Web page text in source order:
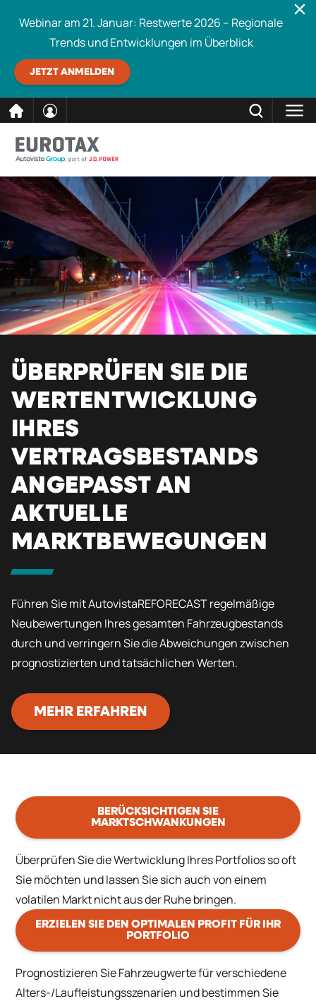
direkt
Inhalt
Webinar am 21. Januar: Restwerte 2026 – Regionale
Trends und Entwicklungen im Überblick
JETZT ANMELDEN
Eurotax durchsuchen SCHLIESSEN
ÜBERPRÜFEN SIE DIE
WERTENTWICKLUNG
IHRES
VERTRAGSBESTANDS
ANGEPASST AN
AKTUELLE
MARKTBEWEGUNGEN
Führen Sie mit AutovistaREFORECAST regelmäßige
Neubewertungen Ihres gesamten Fahrzeugbestands
durch und verringern Sie die Abweichungen zwischen
prognostizierten und tatsächlichen Werten.
MEHR ERFAHREN
BERÜCKSICHTIGEN SIE
MARKTSCHWANKUNGEN
Überprüfen Sie die Wertwicklung Ihres Portfolios so oft
Sie möchten und lassen Sie sich auch von einem
volatilen Markt nicht aus der Ruhe bringen.
ERZIELEN SIE DEN OPTIMALEN PROFIT FÜR IHR
PORTFOLIO
Prognostizieren Sie Fahrzeugwerte für verschiedene
Alters-/Laufleistungsszenarien und bestimmen Sie